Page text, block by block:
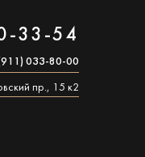
33-54
033-80-00
пр., 15 к2